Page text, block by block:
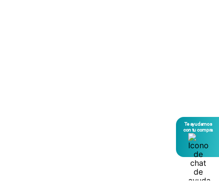
Te ayudamos
con tu compra